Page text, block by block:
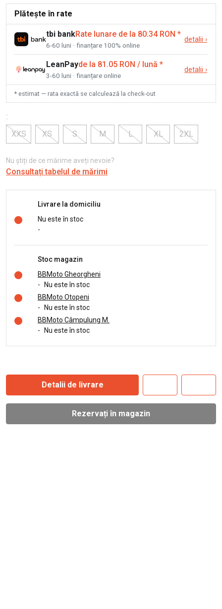
Plătește în rate
tbi bankRate lunare de la 80.34 RON *
6-60 luni · finanțare 100% online
detalii ›
LeanPayde la 81.05 RON / lună *
3-60 luni · finanțare online
detalii ›
* estimat — rata exactă se calculează la check-out
:
XXS
XS S M L XL 2XL
Nu știți de ce mărime aveți nevoie?
Consultați tabelul de mărimi
Livrare la domiciliu
Nu este în stoc
-
Stoc magazin
BBMoto Gheorgheni
-
Nu este în stoc
BBMoto Otopeni
-
Nu este în stoc
BBMoto Câmpulung M.
-
Nu este în stoc
Detalii de livrare
Rezervați în magazin